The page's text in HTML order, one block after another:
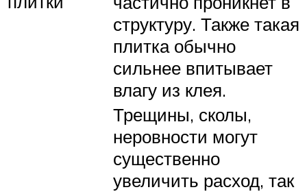
структуру. Также такая
плитка обычно
сильнее впитывает
влагу из клея.
Трещины, сколы,
неровности могут
существенно
увеличить расход, так